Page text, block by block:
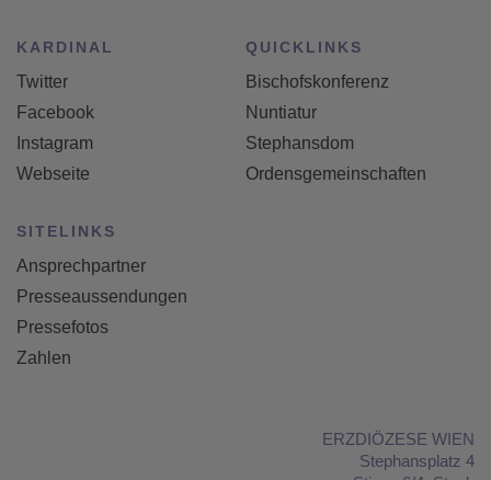
KARDINAL
Twitter
Facebook
Instagram
Webseite
QUICKLINKS
Bischofskonferenz
Nuntiatur
Stephansdom
Ordensgemeinschaften
SITELINKS
Ansprechpartner
Presseaussendungen
Pressefotos
Zahlen
ERZDIÖZESE WIEN
Stephansplatz 4